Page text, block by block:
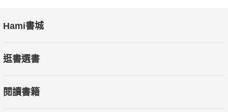
Hami書城
逛書選書
閱讀書籍